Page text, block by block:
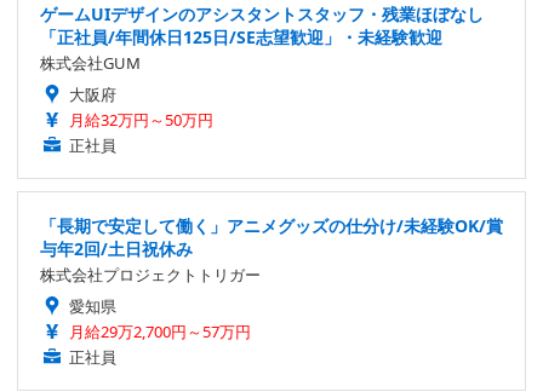
ゲームUIデザインのアシスタントスタッフ・残業ほぼなし
「正社員/年間休日125日/SE志望歓迎」・未経験歓迎
株式会社GUM
大阪府
月給32万円～50万円
正社員
「長期で安定して働く」アニメグッズの仕分け/未経験OK/賞
与年2回/土日祝休み
株式会社プロジェクトトリガー
愛知県
月給29万2,700円～57万円
正社員